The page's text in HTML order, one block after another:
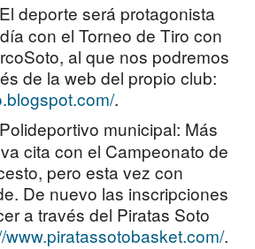
deporte será protagonista
con el Torneo de Tiro con
al que nos podremos
de la web del propio club:
.
municipal: Más
cita con el Campeonato de
pero esta vez con
De nuevo las inscripciones
a través del Piratas Soto
www.piratassotobasket.com/.